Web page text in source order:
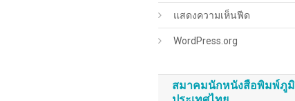
แสดงความเห็นฟีด
WordPress.org
สมาคมนักหนังสือพิมพ์ภู